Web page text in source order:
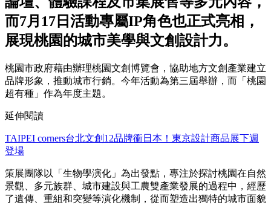
而7月17日活動專屬IP角色也正式亮相，
展現桃園的城市美學與文創設計力。
桃園市政府藉由辦理桃園文創博覽會，協助地方文創產業建立
品牌形象，推動城市行銷。今年活動為第三屆舉辦，而「桃園
超有種」作為年度主題。
延伸閱讀
TAIPEI corners台北文創12品牌衝日本！東京設計商品展下週
登場
策展團隊以「生物學演化」為出發點，專注於探討桃園在自然
景觀、多元族群、城市建設與工農雙產業發展的過程中，經歷
了遺傳、重組和突變等演化機制，從而塑造出獨特的城市面貌